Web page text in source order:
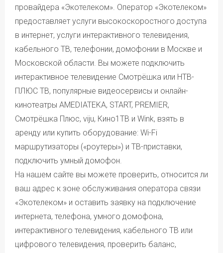
Для возобновления оказания услуг связи после
блокирования (достижения балансом лицевого счета
необходимо погасить имеющуюся задолженность
и внести на Лицевой счет сумму не менее одной
Абонентской платы за все предоставляемые Абоненту
услуги на выбранном тарифе.
Подробные условия оказания услуг приведены
в соответствующих приложениях к договору
о предоставлении услуг связи физическим лицам.
Действующая редакциядоговора и приложений.
При подключении по акции на лицевой счёт
не менее 1000 рублей.
Оборудование и дополнительные услуги при
подключении по акции предоставляются на стандартных
условиях.
провайдера «Экотелеком». Оператор «Экотелеком»
предоставляет услуги высокоскоростного доступа
в интернет, услуги интерактивного телевидения,
кабельного ТВ, телефонии, домофонии в Москве и
Московской области. Вы можете подключить
интерактивное телевидение Смотрёшка или НТВ-
ПЛЮС ТВ, популярные видеосервисы и онлайн-
кинотеатры AMEDIATEKA, START, PREMIER,
Смотрёшка Плюс, viju, Кино1ТВ и Wink, взять в
аренду или купить оборудование: Wi-Fi
маршрутизаторы («роутеры») и ТВ-приставки,
подключить умный домофон.
На нашем сайте вы можете проверить, относится ли
ваш адрес к зоне обслуживания оператора связи
«Экотелеком» и оставить заявку на подключение
интернета, телефона, умного домофона,
интерактивного телевидения, кабельного ТВ или
цифрового телевидения, проверить баланс,